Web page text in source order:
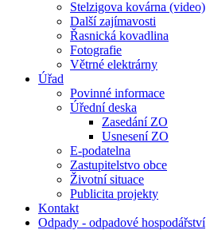
Stelzigova kovárna (video)
Další zajímavosti
Řasnická kovadlina
Fotografie
Větrné elektrárny
Úřad
Povinné informace
Úřední deska
Zasedání ZO
Usnesení ZO
E-podatelna
Zastupitelstvo obce
Životní situace
Publicita projekty
Kontakt
Odpady - odpadové hospodářství